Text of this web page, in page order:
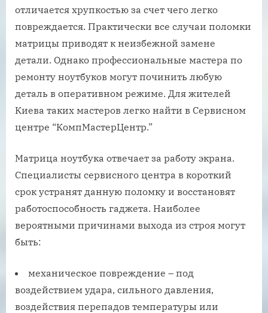
отличается хрупкостью за счет чего легко
повреждается. Практически все случаи поломки
матрицы приводят к неизбежной замене
детали. Однако профессиональные мастера по
ремонту ноутбуков могут починить любую
деталь в оперативном режиме. Для жителей
Киева таких мастеров легко найти в Сервисном
центре “КомпМастерЦентр.”
Матрица ноутбука отвечает за работу экрана.
Специалисты сервисного центра в короткий
срок устранят данную поломку и восстановят
работоспособность гаджета. Наиболее
вероятными причинами выхода из строя могут
быть:
механическое повреждение – под
воздействием удара, сильного давления,
воздействия перепадов температуры или